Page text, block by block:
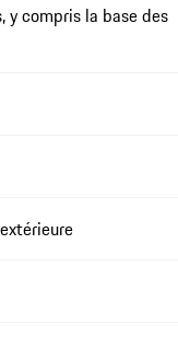
y compris la base des